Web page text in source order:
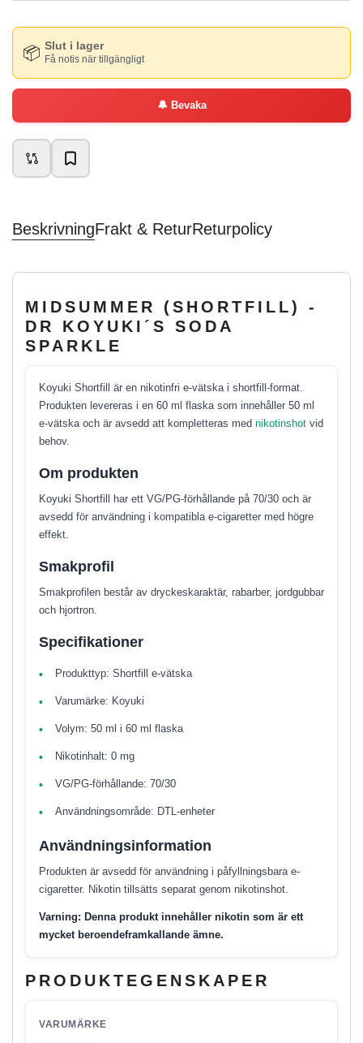
📦 Slut i lager
Få notis när tillgängligt
🔔 Bevaka
BeskrivningFrakt & ReturReturpolicy
MIDSUMMER (SHORTFILL) -
DR KOYUKI´S SODA
SPARKLE
Koyuki Shortfill är en nikotinfri e-vätska i shortfill-format.
Produkten levereras i en 60 ml flaska som innehåller 50 ml
e-vätska och är avsedd att kompletteras med nikotinshot vid
behov.
Om produkten
Koyuki Shortfill har ett VG/PG-förhållande på 70/30 och är
avsedd för användning i kompatibla e-cigaretter med högre
effekt.
Smakprofil
Smakprofilen består av dryckeskaraktär, rabarber, jordgubbar
och hjortron.
Specifikationer
Produkttyp: Shortfill e-vätska
Varumärke: Koyuki
Volym: 50 ml i 60 ml flaska
Nikotinhalt: 0 mg
VG/PG-förhållande: 70/30
Användningsområde: DTL-enheter
Användningsinformation
Produkten är avsedd för användning i påfyllningsbara e-
cigaretter. Nikotin tillsätts separat genom nikotinshot.
Varning: Denna produkt innehåller nikotin som är ett
mycket beroendeframkallande ämne.
PRODUKTEGENSKAPER
VARUMÄRKE